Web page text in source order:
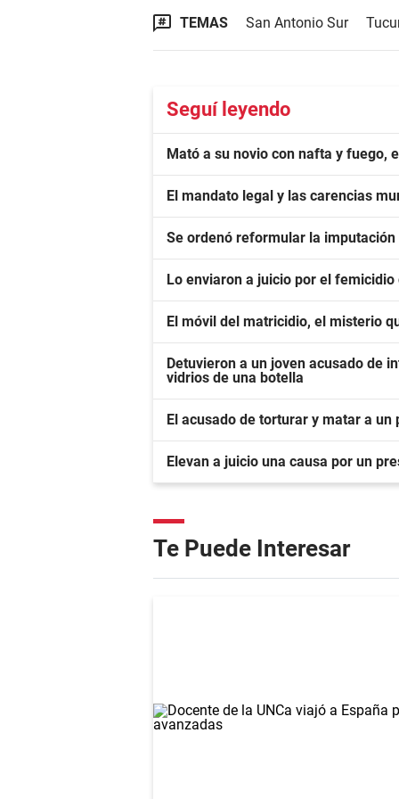
TEMAS San Antonio Sur
Seguí leyendo
Mató a su novio con nafta y fuego,
El mandato legal y las carencias
Se ordenó reformular la
Lo enviaron a juicio por el femicidio
El móvil del matricidio, el misterio
Detuvieron a un joven acusado de
vidrios de una botella
El acusado de torturar y matar a
Elevan a juicio una causa por un
Te Puede Interesar